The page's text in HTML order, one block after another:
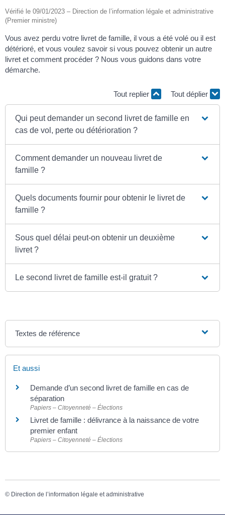
Vérifié le 09/01/2023 – Direction de l’information légale et administrative
(Premier ministre)
Vous avez perdu votre livret de famille, il vous a été volé ou il est
détérioré, et vous voulez savoir si vous pouvez obtenir un autre
livret et comment procéder ? Nous vous guidons dans votre
démarche.
Tout replier Tout déplier
Qui peut demander un second livret de famille en
cas de vol, perte ou détérioration ?
Comment demander un nouveau livret de
famille ?
Quels documents fournir pour obtenir le livret de
famille ?
Sous quel délai peut-on obtenir un deuxième
livret ?
Le second livret de famille est-il gratuit ?
Textes de référence
Et aussi
Demande d’un second livret de famille en cas de
séparation
Papiers – Citoyenneté – Élections
Livret de famille : délivrance à la naissance de votre
premier enfant
Papiers – Citoyenneté – Élections
© Direction de l’information légale et administrative